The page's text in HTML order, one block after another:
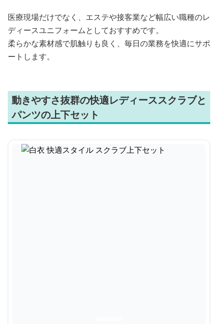
医療現場だけでなく、エステや接客業など幅広い職種のレ
ディースユニフォームとしておすすめです。
柔らかな素材感で肌触りも良く、毎日の業務を快適にサポ
ートします。
動きやすさ抜群の快適レディーススクラブと
パンツの上下セット